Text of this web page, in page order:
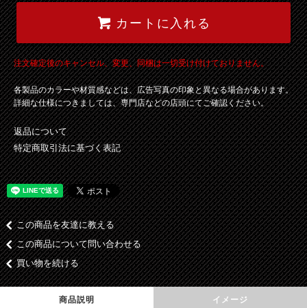
カートに入れる
注文確定後のキャンセル、変更、同梱は一切受け付けておりません。
各製品のカラーや材質感などは、広告写真の印象と異なる場合があります。
詳細な仕様につきましては、専門店などの店頭にてご確認ください。
返品について
特定商取引法に基づく表記
この商品を友達に教える
この商品について問い合わせる
買い物を続ける
商品説明 イメージ